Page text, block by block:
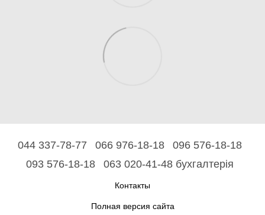
044 337-78-77 066 976-18-18
096 576-18-18
093 576-18-18
063 020-41-48 бухгалтерія
Контакты
Полная версия сайта